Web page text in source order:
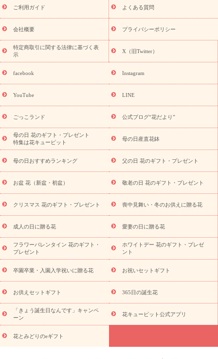
敬老の日におくる花ギフト・プレゼント特集
花ギフト・プレゼント特集
敬老の日 花のおすすめランキング
敬
老の日 花鉢植えのギフト・プレゼント特集
敬老の日 花とセットギ
フト・プレゼント特集
敬老の日の花 全てのギフト一覧
キャン
ペーン
映画『ウォーターガーディアンズ』コラボキャンペーン
「きょう誕生日なんです」キャンペーン
誕生日の花を探す
誕生日フラワーギフト 誕生日フラワーギフト特集
9月の誕生花(リンドウ)
ら探す
お祝いの花特集 当日配達特急便 お祝い商品一覧
念日
結婚祝い 出産祝い 退院祝い・快気祝い
寿祝い
プチギフト ペットのお祝いフラワー
供え・お悔やみ商品一覧
お供え・お悔やみの花
四十九日法要以
降に贈る花
通夜・葬儀に贈る花
お供え お花とセットギフト
お供え プリザーブドフラワー
ペットのお供えフラワー
お盆（新
盆・初盆）
その他 お祝い返し お見舞い
お取り寄せギフト
ビジネス用
ご自宅用 観葉植物 ミディ胡蝶蘭
プリザーブ
ドフラワー
スタイルから探す アレンジメント 花束
スタ
ンド花
お祝い お供え・お悔やみ 胡蝶蘭 胡蝶蘭・花鉢
ディ胡蝶蘭・お祝い
ミディ胡蝶蘭・お供え
世界初の青色胡蝶蘭
観葉植物
観葉植物 産直多肉植物
プリザーブドフラワー
お祝い
お供え・お悔やみ 花とセットギフト
セミオーダー
プチギフト（hanamore -ハナモア-）
花とみどりのeギフト
キューピットのeGfit
カラー ピンク イエローオレンジ
レッ
ド
お花の種類 トルコキキョウ
お祝い お祝い・3000円～ お祝い・4000円～
お祝い・
5000円～
お祝い・7000円～ お祝い・ 10000円～
お供え・お
悔やみ
円～
お供え・お悔やみ・
読み物
ご利用ガイド よくある質問
会社概要 プライバシーポリシー
特定商取引に関する法律に基づく表
示
X（旧Twitter）
facebook Instagram
YouTube LINE
ごっこランド 公式ブログ“花だより”
母の日 花のギフト・プレゼント
特集は花キューピット
母の日産直花鉢
母の日おすすめランキング 父の日 花のギフト・プレゼント
お盆 花（新盆・初盆） 敬老の日 花のギフト・プレゼント
クリスマス 花のギフト・プレゼント 喪中見舞い・冬のお供えに贈る花
成人の日に贈る花 愛妻の日に贈る花
フラワーバレンタイン 花のギフト・
プレゼント
ホワイトデー 花のギフト・プレゼ
ント
卒園卒業・入園入学祝いに贈る花 お祝いセットギフト
お供えセットギフト 365日の誕生花
「きょう誕生日なんです」キャンペ
ーン
花キューピット公式アプリ
花とみどりのeギフト